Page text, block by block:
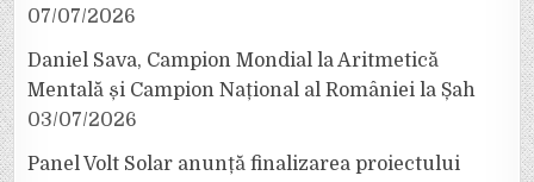
07/07/2026
Daniel Sava, Campion Mondial la Aritmetică
Mentală și Campion Național al României la Șah
03/07/2026
Panel Volt Solar anunță finalizarea proiectului